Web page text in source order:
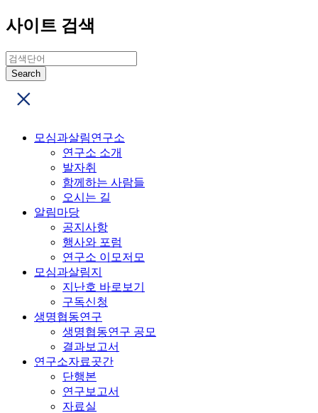
사이트 검색
모심과살림연구소
연구소 소개
발자취
함께하는 사람들
오시는 길
알림마당
공지사항
행사와 포럼
연구소 이모저모
모심과살림지
지난호 바로보기
구독신청
생명협동연구
생명협동연구 공모
결과보고서
연구소자료곳간
단행본
연구보고서
자료실